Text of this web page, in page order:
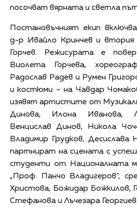
посочват вярната и светла
Постановъчният екип
д-р Ивайло Кринчев и
Горчев. Режисурата е
Виолета Горчева,
Радослав Радев и Румен
и костюми – на Чавдар
изявят артистите от
Динова, Илона Иванова,
Венцислав Динов, Никола
Владимир Грудков, Десислава
партнират на сцената с
студенти от Националната
„Проф. Панчо Владигеров“,
Христова, Божидар Божкилов,
Стефанова и Лъчезара